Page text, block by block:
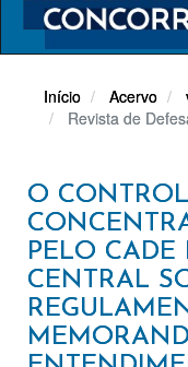
Início Acervo
Revista de
O
PELO CADE
CENTRAL